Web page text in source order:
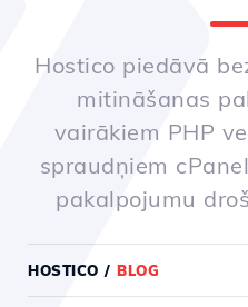
Hostico piedāvā
mitināšanas
vairākiem PHP
spraudņiem
pakalpojumu
HOSTICO / BLOG